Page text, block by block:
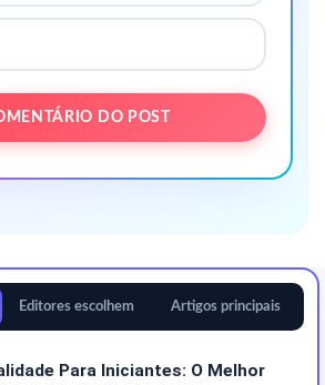
Editores escolhem Artigos principais
Para Iniciantes: O Melhor